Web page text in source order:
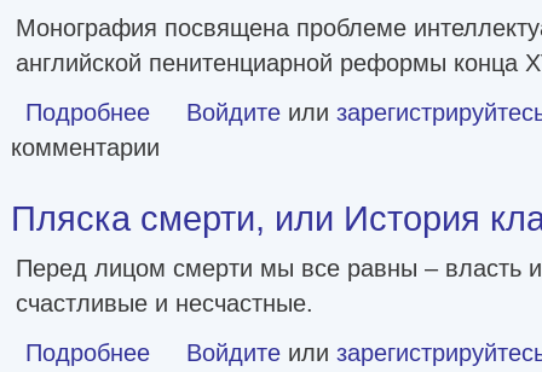
Монография посвящена проблеме
английской пенитенциарной реформы конца
Подробнее о Преступление и наказание в английской
Войдите или
комментарии
Пляска смерти, или История
Перед лицом смерти мы все равны – власть
счастливые и несчастные.
Подробнее о Пляска смерти, или История кладбищ [litres]
Войдите или